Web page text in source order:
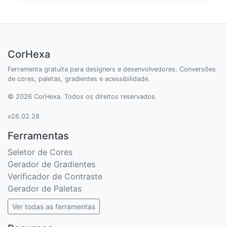
CorHexa
Ferramenta gratuita para designers e desenvolvedores. Conversões
de cores, paletas, gradientes e acessibilidade.
© 2026 CorHexa. Todos os direitos reservados.
v26.02.28
Ferramentas
Seletor de Cores
Gerador de Gradientes
Verificador de Contraste
Gerador de Paletas
Ver todas as ferramentas